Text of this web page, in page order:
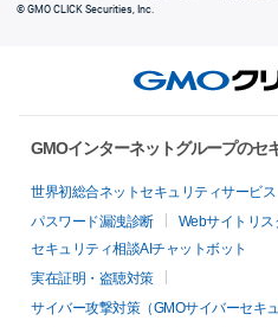
© GMO CLICK Securities, Inc.
GMOインターネットグループのセ
世界初総合ネットセキュリティサービス
パスワード漏洩診断
Webサイトリス
セキュリティ相談AIチャットボット
実在証明・盗聴対策
サイバー攻撃対策（GMOサイバーセキ